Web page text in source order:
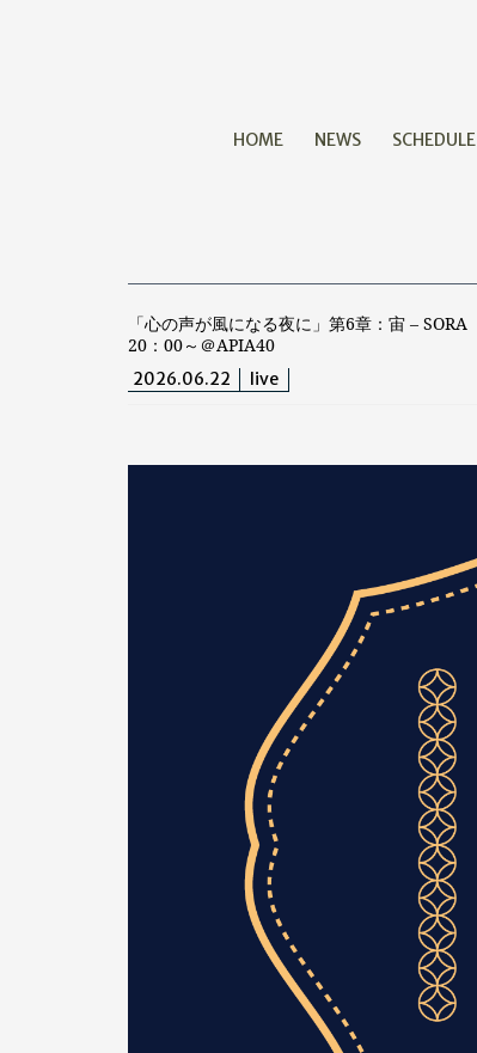
HOME NEWS SCHEDULE
「心の声が風になる夜に」第6章：宙 – SORA
20：00～＠APIA40
2026.06.22 live